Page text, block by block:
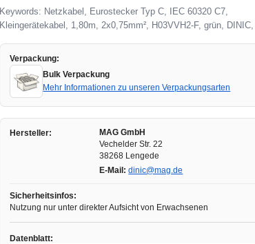
Keywords: Netzkabel, Eurostecker Typ C, IEC 60320 C7,
Kleingerätekabel, 1,80m, 2x0,75mm², H03VVH2-F, grün,
Verpackung:
Bulk Verpackung
Mehr Informationen zu unseren Verpackungsarten
Hersteller:
MAG GmbH
Vechelder Str. 22
38268 Lengede
E-Mail: dinic@mag.de
Sicherheitsinfos:
Nutzung nur unter direkter Aufsicht von Erwachsenen
Datenblatt: